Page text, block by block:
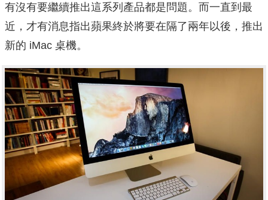
有沒有要繼續推出這系列產品都是問題。而一直到最
近，才有消息指出蘋果終於將要在隔了兩年以後，推出
新的 iMac 桌機。